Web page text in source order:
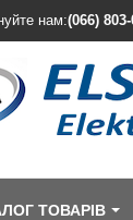
нам:(066)
ТОВАРІВ